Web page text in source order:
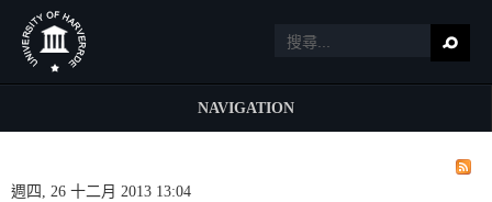
NAVIGATION
週四, 26 十二月 2013 13:04